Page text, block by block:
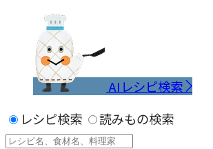
AIレシピ検索
レシピ検索
読みもの検索